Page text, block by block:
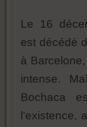
Le 16
est décédé
à
intense.
Bochaca
l'existence,